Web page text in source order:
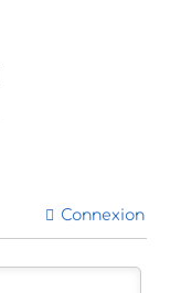
Connexion